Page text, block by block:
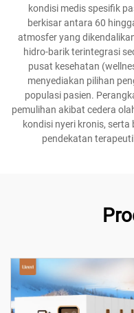
kondisi medis spesifik
berkisar antara 60
atmosfer yang
hidro-barik terintegrasi
pusat kesehatan
menyediakan pilihan
populasi pasien.
pemulihan akibat cedera
kondisi nyeri kronis,
pendekatan